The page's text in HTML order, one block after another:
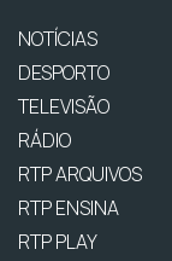
NOTÍCIAS
DESPORTO
TELEVISÃO
RÁDIO
RTP ARQUIVOS
RTP ENSINA
RTP PLAY